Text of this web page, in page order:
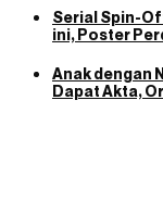
Serial Spin-
ini, Poster
Anak dengan
Dapat Akta,